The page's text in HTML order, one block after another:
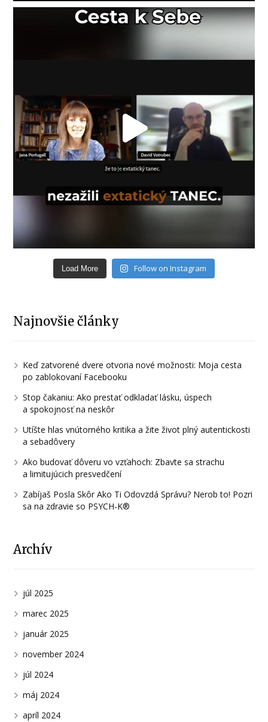
Load More Follow on Instagram
Najnovšie články
Keď zatvorené dvere otvoria nové možnosti: Moja cesta
po zablokovaní Facebooku
Stop čakaniu: Ako prestať odkladať lásku, úspech
a spokojnosť na neskôr
Utíšte hlas vnútorného kritika a žite život plný autentickosti
a sebadôvery
Ako budovať dôveru vo vzťahoch: Zbavte sa strachu
a limitujúcich presvedčení
Zabíjaš Posla Skôr Ako Ti Odovzdá Správu? Nerob to! Pozri
sa na zdravie so PSYCH-K®
Archív
júl 2025
marec 2025
január 2025
november 2024
júl 2024
máj 2024
apríl 2024